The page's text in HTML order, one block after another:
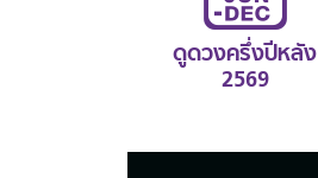
ดูดวงครึ่งปีหลัง
2569